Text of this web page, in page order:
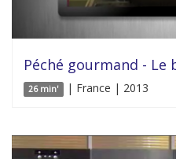
Péché gourmand - Le
26 min' | France | 2013